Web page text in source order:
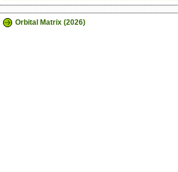
Orbital Matrix (2026)